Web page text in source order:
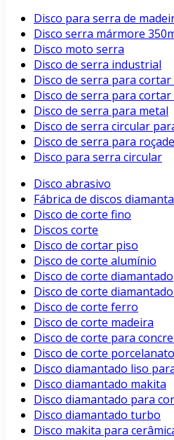
Disco para serra de
Disco serra mármore
Disco moto serra
Disco de serra industrial
Disco de serra para
Disco de serra para
Disco de serra para metal
Disco de serra circular
Disco de serra para
Disco para serra circular
Disco abrasivo
Fábrica de discos
Disco de corte fino
Discos corte
Disco de cortar piso
Disco de corte alumínio
Disco de corte diamantado
Disco de corte
Disco de corte ferro
Disco de corte madeira
Disco de corte para
Disco de corte porcelanato
Disco diamantado liso
Disco diamantado makita
Disco diamantado para
Disco diamantado turbo
Disco makita para